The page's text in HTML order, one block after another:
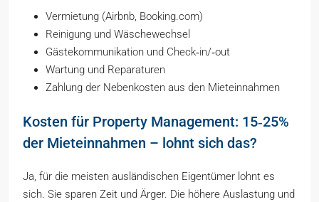
Vermietung (Airbnb, Booking.com)
Reinigung und Wäschewechsel
Gästekommunikation und Check‑in/‑out
Wartung und Reparaturen
Zahlung der Nebenkosten aus den Mieteinnahmen
Kosten für Property Management: 15‑25%
der Mieteinnahmen – lohnt sich das?
Ja, für die meisten ausländischen Eigentümer lohnt es
sich. Sie sparen Zeit und Ärger. Die höhere Auslastung und